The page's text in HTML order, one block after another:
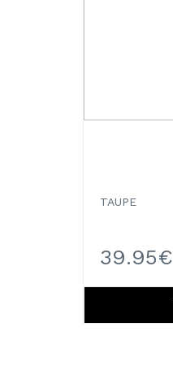
TAUPE
39.95€